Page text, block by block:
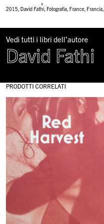
#
2015, David Fathi, Fotografia, France, Francia,
Vedi tutti i libri dell’autore
David Fathi
PRODOTTI CORRELATI